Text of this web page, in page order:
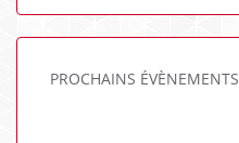
PROCHAINS ÉVÈNEMENTS